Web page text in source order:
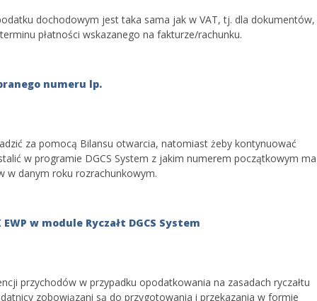
dochodowym jest taka sama jak w VAT, tj. dla dokumentów,
płatności wskazanego na fakturze/rachunku.
numeru lp.
za pomocą Bilansu otwarcia, natomiast żeby kontynuować
w programie DGCS System z jakim numerem początkowym ma
w danym roku rozrachunkowym.
w module Ryczałt DGCS System
przychodów w przypadku opodatkowania na zasadach ryczałtu
zobowiązani są do przygotowania i przekazania w formie